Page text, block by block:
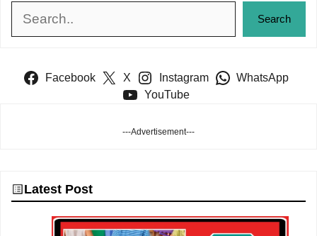
Search
Facebook X Instagram
WhatsApp
YouTube
---Advertisement---
Latest Post